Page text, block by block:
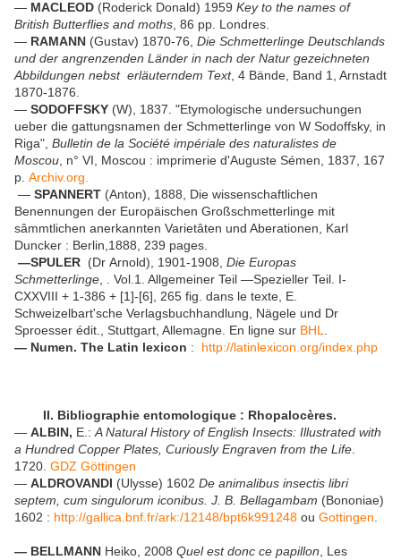
— MACLEOD (Roderick Donald) 1959 Key to the names of
British Butterflies and moths , 86 pp. Londres.
— RAMANN (Gustav) 1870-76, Die Schmetterlinge Deutschlands
und der angrenzenden Länder in nach der Natur gezeichneten
Abbildungen nebst erläuterndem Text, 4 Bände, Band 1, Arnstadt
1870-1876.
— SODOFFSKY (W), 1837. "Etymologische undersuchungen
ueber die gattungsnamen der Schmetterlinge von W Sodoffsky, in
Riga", Bulletin de la Société impériale des naturalistes de
Moscou , n° VI, Moscou : imprimerie d'Auguste Sémen, 1837, 167
p. Archiv.org.
— SPANNERT (Anton), 1888, Die wissenschaftlichen
Benennungen der Europäischen Großschmetterlinge mit
sâmmtlichen anerkannten Varietâten und Aberationen, Karl
Duncker : Berlin,1888, 239 pages.
—SPULER (Dr Arnold), 1901-1908, Die Europas
Schmetterlinge , . Vol.1. Allgemeiner Teil —Spezieller Teil. I-
CXXVIII + 1-386 + [1]-[6], 265 fig. dans le texte, E.
Schweizelbart'sche Verlagsbuchhandlung, Nägele und Dr
Sproesser édit., Stuttgart, Allemagne. En ligne sur BHL
— Numen. The Latin lexicon : http://latinlexicon.org/index.php
II. Bibliographie entomologique : Rhopalocères.
— ALBIN, E.: A Natural History of English Insects: Illustrated with
a Hundred Copper Plates, Curiously Engraven from the Life
1720. GDZ Göttingen
— ALDROVANDI (Ulysse) 1602 De animalibus insectis libri
septem, cum singulorum iconibus. J. B. Bellagambam (Bononiae)
1602 : http://gallica.bnf.fr/ark:/12148/bpt6k991248 ou Gottingen
— BELLMANN Heiko, 2008 Quel est donc ce papillon , Les